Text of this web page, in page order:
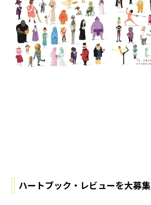
ハートブック・レビューを大募集